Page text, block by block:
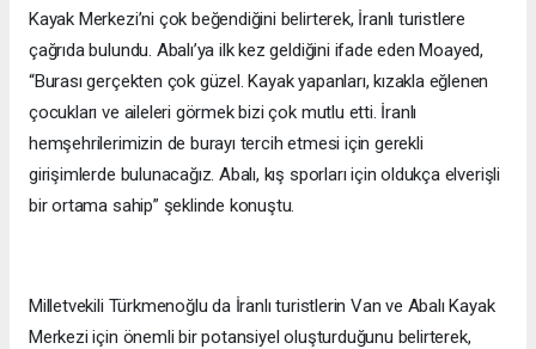
Kayak Merkezi’ni çok beğendiğini belirterek, İranlı turistlere
çağrıda bulundu. Abalı’ya ilk kez geldiğini ifade eden Moayed,
“Burası gerçekten çok güzel. Kayak yapanları, kızakla eğlenen
çocukları ve aileleri görmek bizi çok mutlu etti. İranlı
hemşehrilerimizin de burayı tercih etmesi için gerekli
girişimlerde bulunacağız. Abalı, kış sporları için oldukça elverişli
bir ortama sahip” şeklinde konuştu.
Milletvekili Türkmenoğlu da İranlı turistlerin Van ve Abalı Kayak
Merkezi için önemli bir potansiyel oluşturduğunu belirterek,